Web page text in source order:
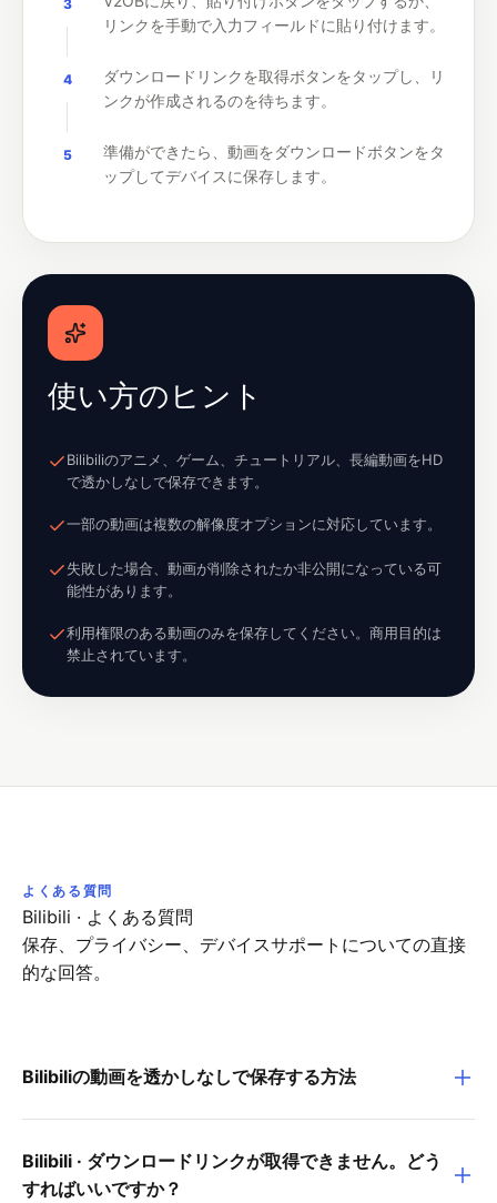
3
リンクを手動で入力フィールドに貼り付けます。
4
ダウンロードリンクを取得ボタンをタップし、リ
ンクが作成されるのを待ちます。
5
準備ができたら、動画をダウンロードボタンをタ
ップしてデバイスに保存します。
使い方のヒント
Bilibiliのアニメ、ゲーム、チュートリアル、長編動画をHD
で透かしなしで保存できます。
一部の動画は複数の解像度オプションに対応しています。
失敗した場合、動画が削除されたか非公開になっている可
能性があります。
利用権限のある動画のみを保存してください。商用目的は
禁止されています。
よくある質問
Bilibili · よくある質問
保存、プライバシー、デバイスサポートについての直接
的な回答。
Bilibiliの動画を透かしなしで保存する方法
Bilibili · ダウンロードリンクが取得できません。どう
すればいいですか？